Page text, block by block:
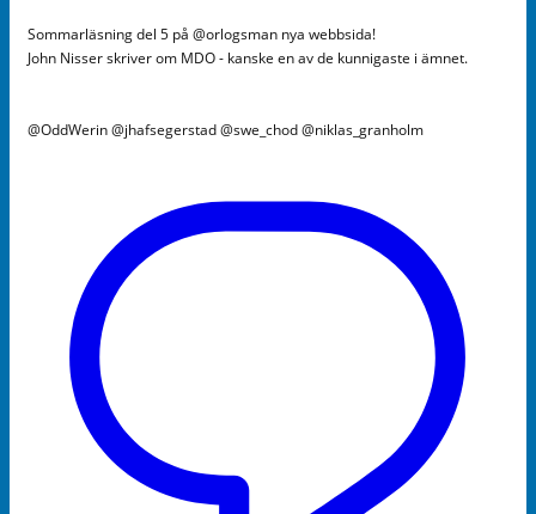
Sommarläsning del 5 på @orlogsman nya webbsida!
John Nisser skriver om MDO - kanske en av de kunnigaste i ämnet.
@OddWerin @jhafsegerstad @swe_chod @niklas_granholm